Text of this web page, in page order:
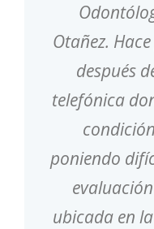
Otañez.
después
telefónica
poniendo
ubicada en